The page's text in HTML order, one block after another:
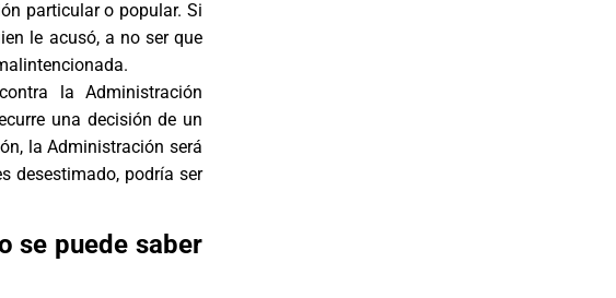
particular o popular. Si
le acusó, a no ser que
la Administración
una decisión de un
la Administración será
desestimado, podría ser
se puede saber